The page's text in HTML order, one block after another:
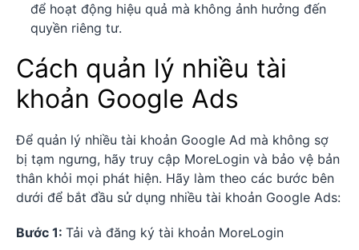
để hoạt động hiệu quả mà không ảnh hưởng đến
quyền riêng tư.
Cách quản lý nhiều tài
khoản Google Ads
Để quản lý nhiều tài khoản Google Ad mà không sợ
bị tạm ngưng, hãy truy cập MoreLogin và bảo vệ bản
thân khỏi mọi phát hiện. Hãy làm theo các bước bên
dưới để bắt đầu sử dụng nhiều tài khoản Google Ads:
Bước 1: Tải và đăng ký tài khoản MoreLogin